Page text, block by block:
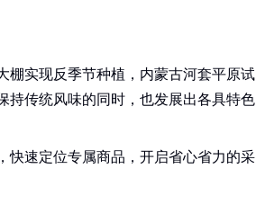
棚实现反季节种植，内蒙古河套平原试
持传统风味的同时，也发展出各具特色
快速定位专属商品，开启省心省力的采